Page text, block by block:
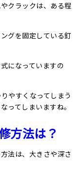
クラックは、ある程
グを固定している釘
になっていますの
やすくなってしまう
ってしまいますね。
方法は？
法は、大きさや深さ